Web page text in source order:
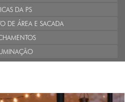
DA PS
DE ÁREA E SACADA